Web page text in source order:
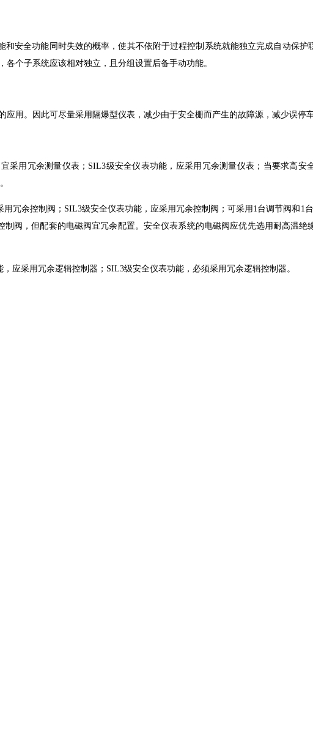
安全功能同时失效的概率，使其不依附于过程控制系统就能独立完成自动保
个子系统应该相对独立，且分组设置后备手动功能。
用。因此可尽量采用隔爆型仪表，减少由于安全栅而产生的故障源，减少误停车
用冗余测量仪表；SIL3级安全仪表功能，应采用冗余测量仪表；当要求高安
冗余控制阀；SIL3级安全仪表功能，应采用冗余控制阀；可采用1台调节阀和1
阀，但配套的电磁阀宜冗余配置。安全仪表系统的电磁阀应优先选用耐高温绝
应采用冗余逻辑控制器；SIL3级安全仪表功能，必须采用冗余逻辑控制器。